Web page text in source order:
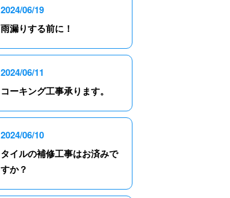
2024/06/19
雨漏りする前に！
2024/06/11
コーキング工事承ります。
2024/06/10
タイルの補修工事はお済みで
すか？